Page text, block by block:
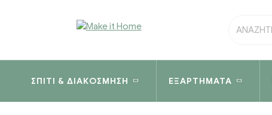
ΣΠΊΤΙ & ΔΙΑΚΌΣΜΗΣΗ ΕΞΑΡΤΉΜΑΤΑ